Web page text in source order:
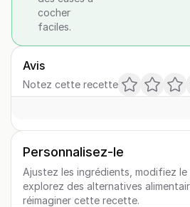
cocher
faciles.
Avis
Notez cette recette
Personnalisez-le
Ajustez les ingrédients, modifiez le
explorez des alternatives
réimaginer cette recette.